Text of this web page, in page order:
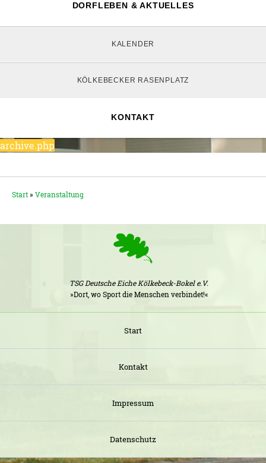
DORFLEBEN & AKTUELLES
KALENDER
KÖLKEBECKER RASENPLATZ
KONTAKT
archive.php
Start»Veranstaltung
TSG Deutsche Eiche Kölkebeck-Bokel e.V.
»Dort, wo Sport die Menschen verbindet!«
Start
Kontakt
Impressum
Datenschutz